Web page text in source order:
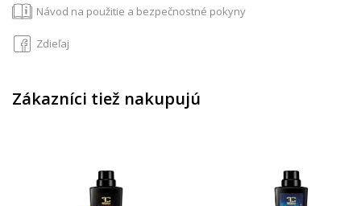
Návod na použitie a bezpečnostné pokyny
Zdieľaj
Zákazníci tiež nakupujú